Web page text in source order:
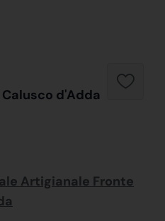
Calusco d'Adda
Artigianale Fronte